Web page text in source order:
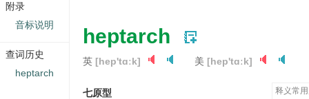
heptarch
英 [hep'tɑːk] 美 [hep'tɑːk]
七原型 释义常
附录
音标说明
查词历史
heptarch